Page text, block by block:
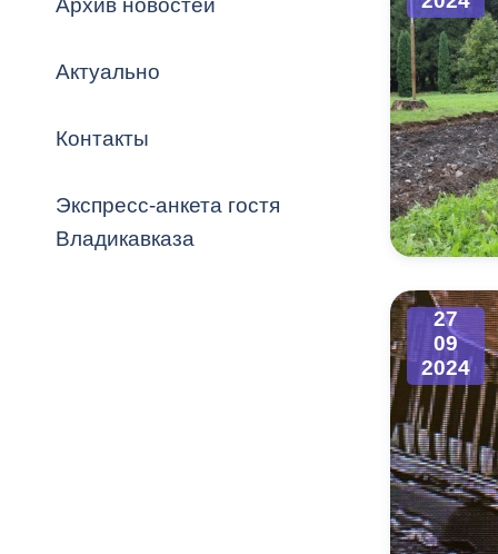
городского
ОРВ и
Оценка
местного
Открытые
проверок
Архив новостей
Актуально
Контакты
Экспресс-анкета гостя
Владикавказа
27
09
2024